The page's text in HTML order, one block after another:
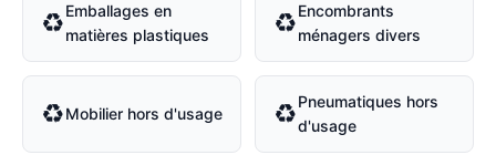
♻Emballages en
matières plastiques
♻Encombrants
ménagers divers
♻Mobilier hors d'usage ♻Pneumatiques hors
d'usage